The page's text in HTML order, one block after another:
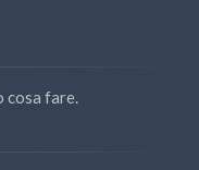
cosa fare.